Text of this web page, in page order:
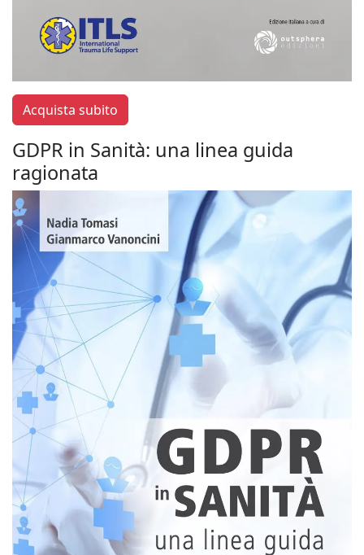
Acquista subito
GDPR in Sanità: una linea guida
ragionata